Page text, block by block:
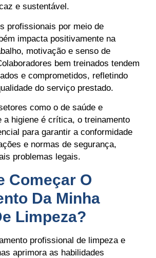
e sustentável.
profissionais por meio de
impacta positivamente na
motivação e senso de
bem treinados tendem
e comprometidos, refletindo
do serviço prestado.
como o de saúde e
a higiene é crítica, o treinamento
para garantir a conformidade
e normas de segurança,
problemas legais.
Começar O
Da Minha
Limpeza?
profissional de limpeza e
aprimora as habilidades